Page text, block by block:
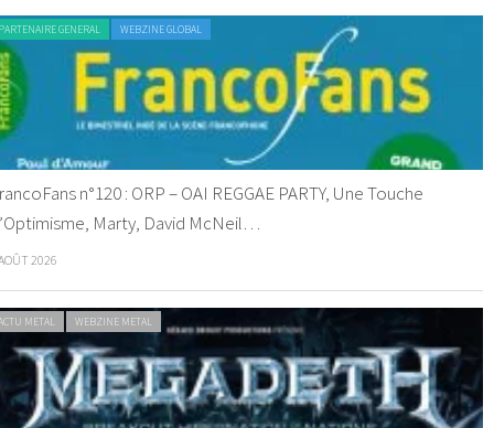
GENERAL WEBZINE GLOBAL
n°120 : ORP – OAI REGGAE PARTY, Une Touche
Marty, David McNeil…
2026
METAL WEBZINE METAL